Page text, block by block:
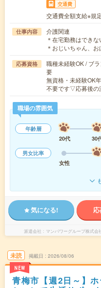
交通費
交通費全額支給※規
仕事内容
介護関連
＊在宅勤務はでき
＊おじいちゃん、
応募資格
職種未経験OK / ブ
要
無資格・未経験OK
不要です▽応募後の
職場の雰囲気
年齢層
20代
30
男女比率
女性
気になる!
派遣会社 マンパワーグループ株式
未読
NEW
掲載日 2026/08/06
青梅市【週2日～】